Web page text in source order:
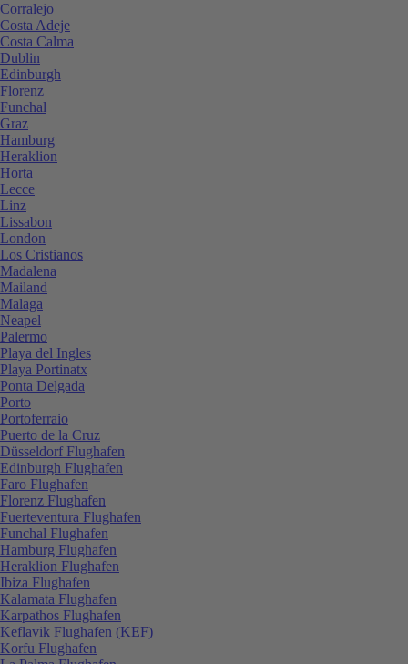
Corralejo
Costa Adeje
Costa Calma
Dublin
Edinburgh
Florenz
Funchal
Graz
Hamburg
Heraklion
Horta
Lecce
Linz
Lissabon
London
Los Cristianos
Madalena
Mailand
Malaga
Neapel
Palermo
Playa del Ingles
Playa Portinatx
Ponta Delgada
Porto
Portoferraio
Puerto de la Cruz
Düsseldorf Flughafen
Edinburgh Flughafen
Faro Flughafen
Florenz Flughafen
Fuerteventura Flughafen
Funchal Flughafen
Hamburg Flughafen
Heraklion Flughafen
Ibiza Flughafen
Kalamata Flughafen
Karpathos Flughafen
Keflavik Flughafen (KEF)
Korfu Flughafen